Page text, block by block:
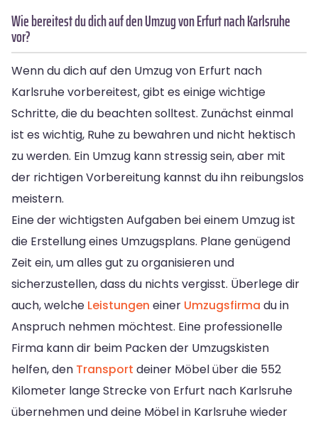
Wie bereitest du dich auf den Umzug von Erfurt nach Karlsruhe
vor?
Wenn du dich auf den Umzug von Erfurt nach
Karlsruhe vorbereitest, gibt es einige wichtige
Schritte, die du beachten solltest. Zunächst einmal
ist es wichtig, Ruhe zu bewahren und nicht hektisch
zu werden. Ein Umzug kann stressig sein, aber mit
der richtigen Vorbereitung kannst du ihn reibungslos
meistern.
Eine der wichtigsten Aufgaben bei einem Umzug ist
die Erstellung eines Umzugsplans. Plane genügend
Zeit ein, um alles gut zu organisieren und
sicherzustellen, dass du nichts vergisst. Überlege dir
auch, welche Leistungen einer Umzugsfirma du in
Anspruch nehmen möchtest. Eine professionelle
Firma kann dir beim Packen der Umzugskisten
helfen, den Transport deiner Möbel über die 552
Kilometer lange Strecke von Erfurt nach Karlsruhe
übernehmen und deine Möbel in Karlsruhe wieder